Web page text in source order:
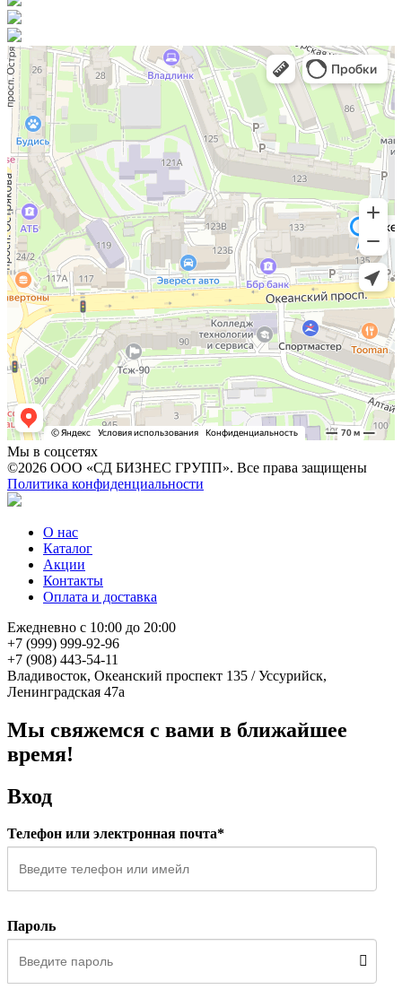
Мы в соцсетях
©2026 ООО «СД БИЗНЕС ГРУПП». Все права защищены
Политика конфиденциальности
О нас
Каталог
Акции
Контакты
Оплата и доставка
Ежедневно с 10:00 до 20:00
+7 (999) 999-92-96
+7 (908) 443-54-11
Владивосток, Океанский проспект 135 / Уссурийск,
Ленинградская 47а
Мы свяжемся с вами в ближайшее
время!
Вход
Телефон или электронная почта*
Пароль